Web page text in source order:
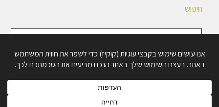
חיפוש
חיפוש